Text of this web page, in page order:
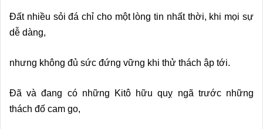
Đất nhiều sỏi đá chỉ cho một lòng tin nhất thời, khi mọi sự
dễ dàng,
nhưng không đủ sức đứng vững khi thử thách ập tới.
Đã và đang có những Kitô hữu quỵ ngã trước những
thách đố cam go,